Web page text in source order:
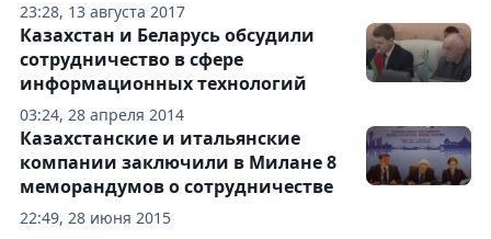
23:28, 13 августа 2017
03:24, 28 апреля 2014
Казахстан и Беларусь обсудили
сотрудничество в сфере
информационных технологий
22:49, 28 июня 2015
Казахстанские и итальянские
компании заключили в Милане 8
меморандумов о сотрудничестве